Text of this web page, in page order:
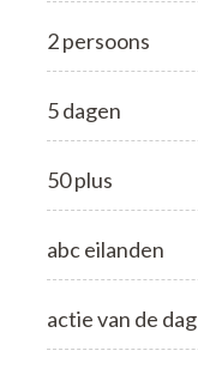
2 persoons
5 dagen
50 plus
abc eilanden
actie van de dag